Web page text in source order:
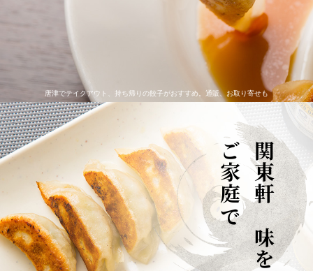
唐津でテイクアウト、持ち帰りの餃子がおすすめ。通販、お取り寄せも
関東軒の味を
ご家庭で